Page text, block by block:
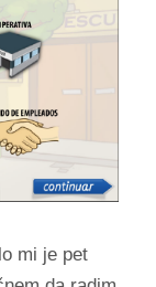
mi je pet